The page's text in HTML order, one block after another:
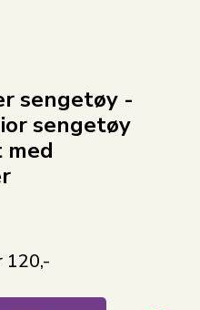
sengetøy -
sengetøy
med
120,-